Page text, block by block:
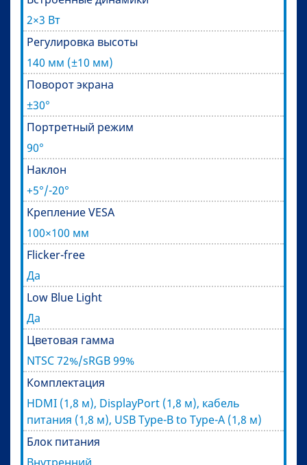
2×3 Вт
Регулировка высоты
140 мм (±10 мм)
Поворот экрана
±30°
Портретный режим
90°
Наклон
+5°/-20°
Крепление VESA
100×100 мм
Flicker-free
Да
Low Blue Light
Да
Цветовая гамма
NTSC 72%/sRGB 99%
Комплектация
HDMI (1,8 м), DisplayPort (1,8 м), кабель
питания (1,8 м), USB Type-B to Type-A (1,8 м)
Блок питания